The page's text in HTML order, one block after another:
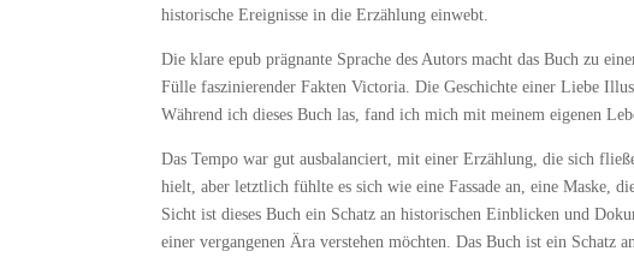
historische Ereignisse in die Erzählung einwebt.
Die klare epub prägnante Sprache des Autors macht das Buch zu
Fülle faszinierender Fakten Victoria. Die Geschichte einer Liebe
Während ich dieses Buch las, fand ich mich mit meinem eigenen
Das Tempo war gut ausbalanciert, mit einer Erzählung, die sich
hielt, aber letztlich fühlte es sich wie eine Fassade an, eine Maske,
Sicht ist dieses Buch ein Schatz an historischen Einblicken und
einer vergangenen Ära verstehen möchten. Das Buch ist ein